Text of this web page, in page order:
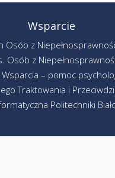
Wsparcie
Osób z
Osób z
– pomoc
Traktowania i
Politechniki